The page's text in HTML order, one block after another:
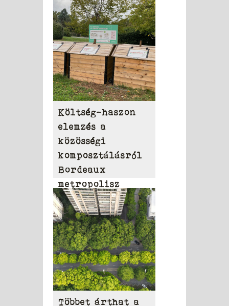
Költség-haszon
elemzés a
közösségi
komposztálásról
Bordeaux
metropolisz
területén
Többet árthat a